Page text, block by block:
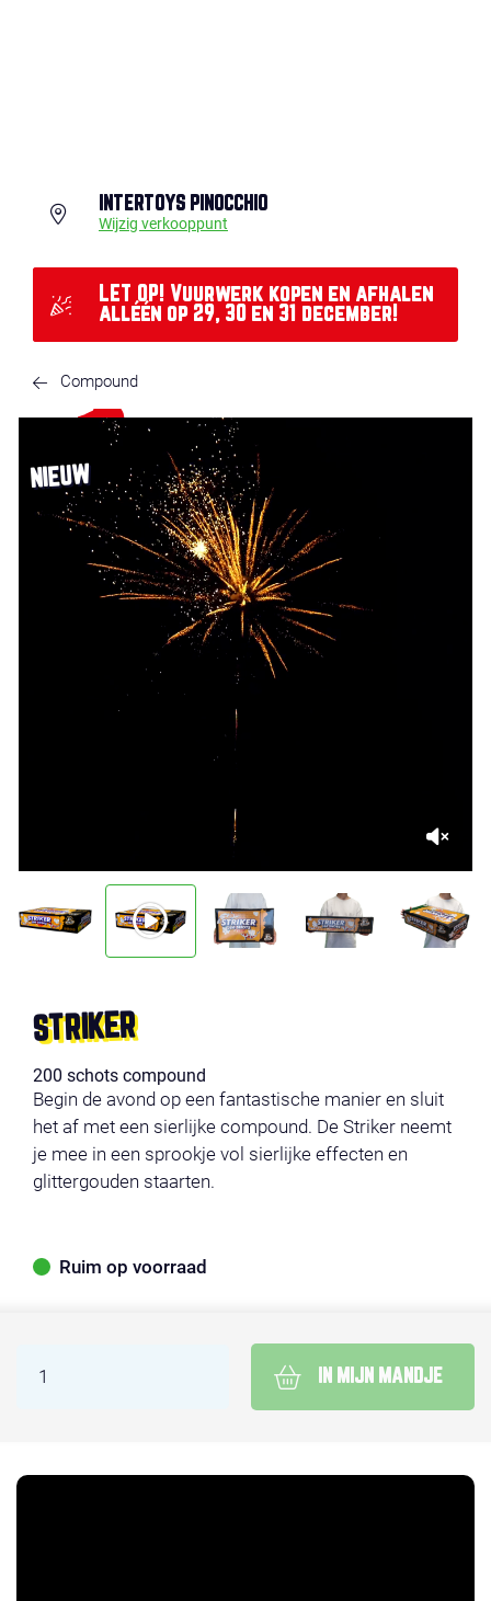
INTERTOYS PINOCCHIO
Wijzig verkooppunt
LET OP! Vuurwerk kopen en afhalen
alléén op 29, 30 en 31 december!
Compound
NIEUW
STRIKER
200 schots compound
Begin de avond op een fantastische manier en sluit
het af met een sierlijke compound. De Striker neemt
je mee in een sprookje vol sierlijke effecten en
glittergouden staarten.
Ruim op voorraad
IN MIJN MANDJE